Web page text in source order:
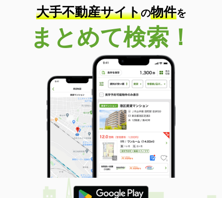
大手不動産サイトの物件を
まとめて検索！